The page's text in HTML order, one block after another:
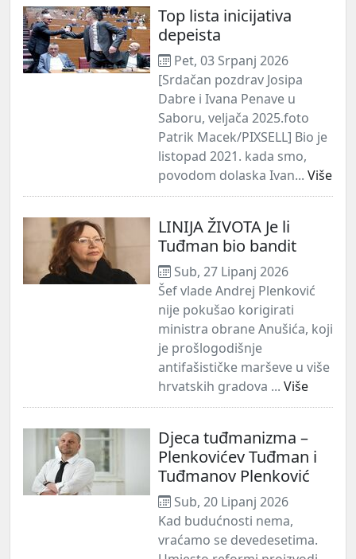
Top lista inicijativa
depeista
Pet, 03 Srpanj 2026
[Srdačan pozdrav Josipa
Dabre i Ivana Penave u
Saboru, veljača 2025.foto
Patrik Macek/PIXSELL] Bio je
listopad 2021. kada smo,
povodom dolaska Ivan... Više
LINIJA ŽIVOTA Je li
Tuđman bio bandit
Sub, 27 Lipanj 2026
Šef vlade Andrej Plenković
nije pokušao korigirati
ministra obrane Anušića, koji
je prošlogodišnje
antifašističke marševe u više
hrvatskih gradova ... Više
Djeca tuđmanizma –
Plenkovićev Tuđman i
Tuđmanov Plenković
Sub, 20 Lipanj 2026
Kad budućnosti nema,
vraćamo se devedesetima.